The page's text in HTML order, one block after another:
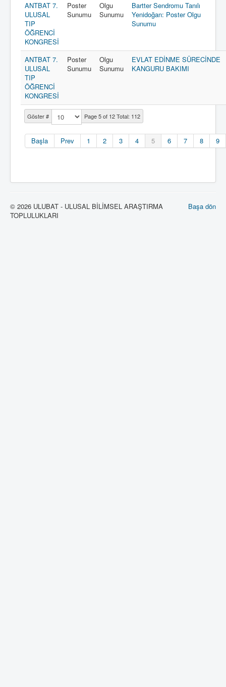
Göster # Page 5 of 12 Total: 112
Başla Prev 1 2 3 4 5 6 7 8 9
ANTBAT 7.
ULUSAL
TIP
ÖĞRENCİ
KONGRESİ
Poster
Sunumu
Olgu
Sunumu
Bartter Sendromu Tanılı
Yenidoğan: Poster Olgu
Sunumu
ANTBAT 7.
ULUSAL
TIP
ÖĞRENCİ
KONGRESİ
Poster
Sunumu
Olgu
Sunumu
EVLAT EDİNME SÜRECİNDE
KANGURU BAKIMI
Başa dön
© 2026 ULUBAT - ULUSAL BİLİMSEL ARAŞTIRMA
TOPLULUKLARI